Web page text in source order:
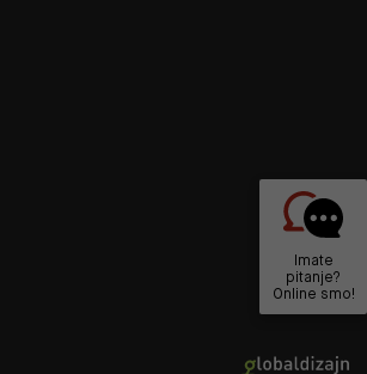
Imate
pitanje?
Online smo!